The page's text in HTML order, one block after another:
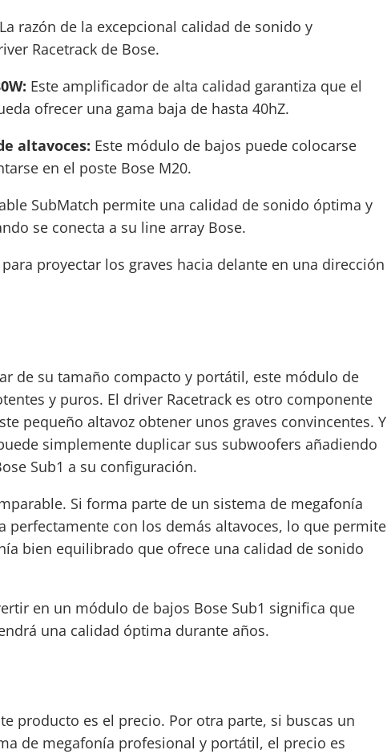
La razón de la excepcional calidad de sonido y
Racetrack de Bose.
Este amplificador de alta calidad garantiza que el
ofrecer una gama baja de hasta 40hZ.
altavoces: Este módulo de bajos puede colocarse
en el poste Bose M20.
SubMatch permite una calidad de sonido óptima y
se conecta a su line array Bose.
proyectar los graves hacia delante en una dirección
de su tamaño compacto y portátil, este módulo de
y puros. El driver Racetrack es otro componente
pequeño altavoz obtener unos graves convincentes. Y
simplemente duplicar sus subwoofers añadiendo
Sub1 a su configuración.
Si forma parte de un sistema de megafonía
perfectamente con los demás altavoces, lo que permite
bien equilibrado que ofrece una calidad de sonido
en un módulo de bajos Bose Sub1 significa que
una calidad óptima durante años.
producto es el precio. Por otra parte, si buscas un
de megafonía profesional y portátil, el precio es